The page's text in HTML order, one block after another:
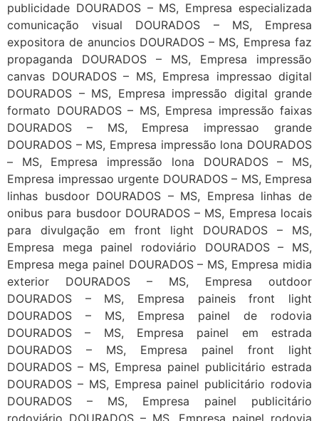
publicidade DOURADOS – MS, Empresa especializada
comunicação visual DOURADOS – MS, Empresa
expositora de anuncios DOURADOS – MS, Empresa faz
propaganda DOURADOS – MS, Empresa impressão
canvas DOURADOS – MS, Empresa impressao digital
DOURADOS – MS, Empresa impressão digital grande
formato DOURADOS – MS, Empresa impressão faixas
DOURADOS – MS, Empresa impressao grande
DOURADOS – MS, Empresa impressão lona DOURADOS
– MS, Empresa impressão lona DOURADOS – MS,
Empresa impressao urgente DOURADOS – MS, Empresa
linhas busdoor DOURADOS – MS, Empresa linhas de
onibus para busdoor DOURADOS – MS, Empresa locais
para divulgação em front light DOURADOS – MS,
Empresa mega painel rodoviário DOURADOS – MS,
Empresa mega painel DOURADOS – MS, Empresa midia
exterior DOURADOS – MS, Empresa outdoor
DOURADOS – MS, Empresa paineis front light
DOURADOS – MS, Empresa painel de rodovia
DOURADOS – MS, Empresa painel em estrada
DOURADOS – MS, Empresa painel front light
DOURADOS – MS, Empresa painel publicitário estrada
DOURADOS – MS, Empresa painel publicitário rodovia
DOURADOS – MS, Empresa painel publicitário